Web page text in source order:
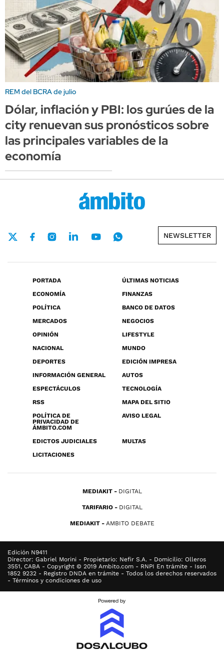
REM del BCRA de julio
Dólar, inflación y PBI: los gurúes de la
city renuevan sus pronósticos sobre
las principales variables de la
economía
NEWSLETTER
PORTADA
ÚLTIMAS NOTICIAS
ECONOMÍA
FINANZAS
POLÍTICA
BANCO DE DATOS
MERCADOS
NEGOCIOS
OPINIÓN
LIFESTYLE
NACIONAL
MUNDO
DEPORTES
EDICIÓN IMPRESA
INFORMACIÓN GENERAL
AUTOS
ESPECTÁCULOS
TECNOLOGÍA
RSS
MAPA DEL SITIO
POLÍTICA DE
PRIVACIDAD DE
ÁMBITO.COM
AVISO LEGAL
EDICTOS JUDICIALES
MULTAS
LICITACIONES
MEDIAKIT DIGITAL
TARIFARIO DIGITAL
MEDIAKIT AMBITO DEBATE
Edición N9411
Director: Gabriel Morini - Propietario: Nefir S.A. - Domicilio: Olleros
3551, CABA - Copyright © 2019 Ambito.com - RNPI En trámite - Issn
1852 9232 - Registro DNDA en trámite - Todos los derechos reservados
- Términos y condiciones de uso